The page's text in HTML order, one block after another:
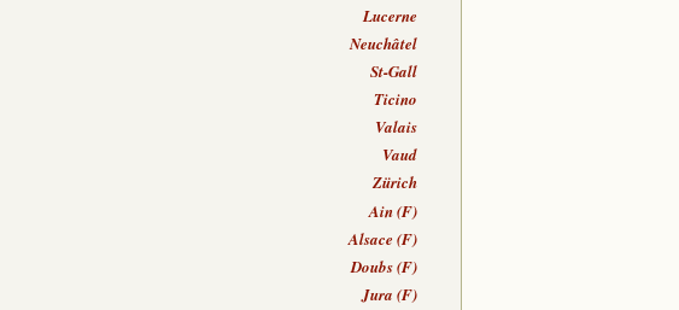
Lucerne
Neuchâtel
St-Gall
Ticino
Valais
Vaud
Zürich
Ain (F)
Alsace (F)
Doubs (F)
Jura (F)